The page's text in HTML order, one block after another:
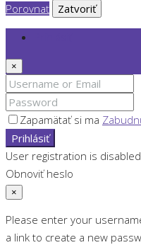
Porovnať
Zatvoriť
×
Zapamätať si ma
Prihlásiť
User registration is
Obnoviť heslo
×
Please enter your
a link to create a new